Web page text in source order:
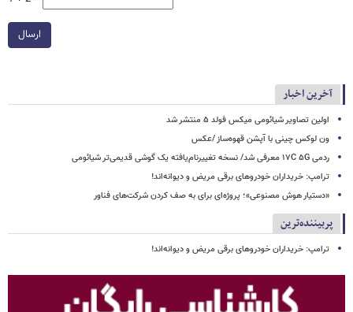
ارسال
آخرین اخبار
اولین تصاویر شیائومی میکس فولد ۵ منتشر شد
ون لوکس چینی با آپشن قهوه‌ساز /عکس
ردمی ۱۷C ۵G معرفی شد/ نسخه تغییرنام‌یافته یک گوشی قدیمی‌تر شیائومی
ترامپ: خریداران خودروهای برقی مریض و دیوانه‌اند!
«دستیار هوش مصنوعی»؛ پروژه‌ای برای به صف کردن شرکت‌های فناور
پربیننده‌ترین
ترامپ: خریداران خودروهای برقی مریض و دیوانه‌اند!